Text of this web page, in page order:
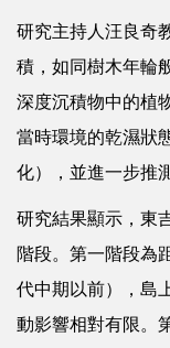
研究主持人汪良奇
積，如同樹木年輪
深度沉積物中的植
當時環境的乾濕狀
化），並進一步推
研究結果顯示，東
階段。第一階段為
代中期以前），島
動影響相對有限。